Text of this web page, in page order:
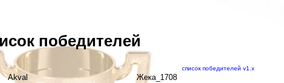
победителей
список победителей v1.x
Akval
Жека_1708